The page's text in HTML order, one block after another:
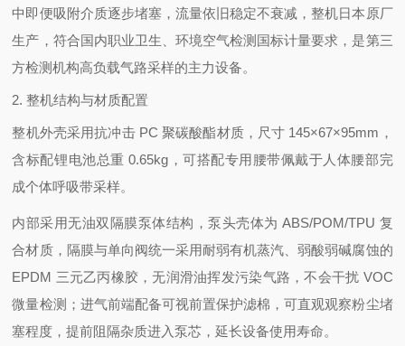
中即便吸附介质逐步堵塞，流量依旧稳定不衰减，整机日本原厂
生产，符合国内职业卫生、环境空气检测国标计量要求，是第三
方检测机构高负载气路采样的主力设备。
2. 整机结构与材质配置
整机外壳采用抗冲击 PC 聚碳酸酯材质，尺寸 145×67×95mm，
含标配锂电池总重 0.65kg，可搭配专用腰带佩戴于人体腰部完
成个体呼吸带采样。
内部采用无油双隔膜泵体结构，泵头壳体为 ABS/POM/TPU 复
合材质，隔膜与单向阀统一采用耐弱有机蒸汽、弱酸弱碱腐蚀的
EPDM 三元乙丙橡胶，无润滑油挥发污染气路，不会干扰 VOC
微量检测；进气前端配备可视前置保护滤棉，可直观观察粉尘堵
塞程度，提前阻隔杂质进入泵芯，延长设备使用寿命。